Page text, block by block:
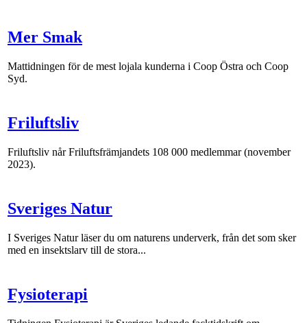
Mer Smak
Mattidningen för de mest lojala kunderna i Coop Östra och Coop
Syd.
Friluftsliv
Friluftsliv når Friluftsfrämjandets 108 000 medlemmar (november
2023).
Sveriges Natur
I Sveriges Natur läser du om naturens underverk, från det som sker
med en insektslarv till de stora...
Fysioterapi